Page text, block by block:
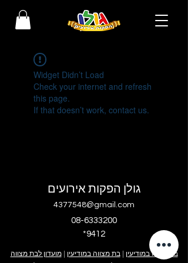
Widget Didn’t Load
Check your internet and refresh
this page.
If that doesn’t work, contact us.
גולן הפקות אירועים
4377548@gmail.com
08-6333200
בר מצווה במודיעין |בת מצווה במודיעין |מועדון לבת מצווה
*9412